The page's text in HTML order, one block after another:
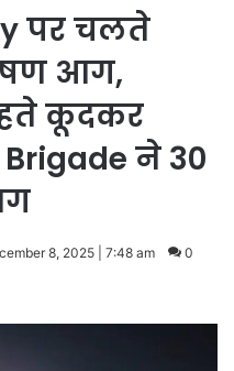
पर चलते
आग,
कूदकर
ने 30
8, 2025 | 7:48 am 0